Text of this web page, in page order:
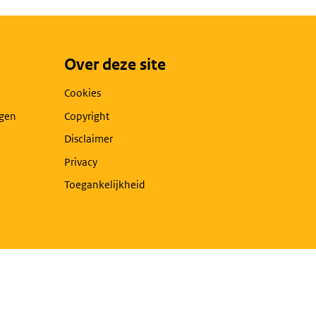
Over deze site
Cookies
Copyright
Disclaimer
Privacy
Toegankelijkheid